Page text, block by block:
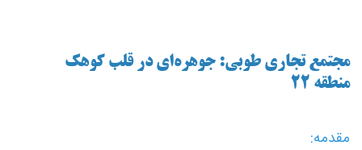
مجتمع تجاری طوبی: جوهره‌ای در قلب کوهک
منطقه ۲۲
مقدمه: